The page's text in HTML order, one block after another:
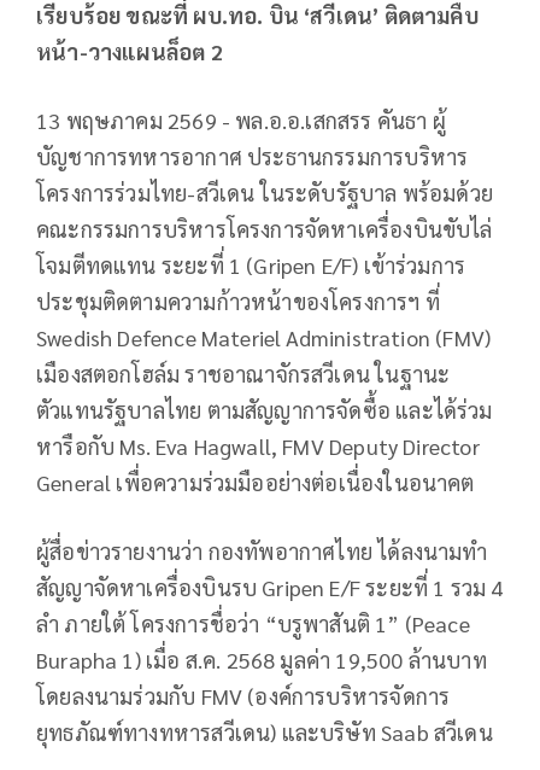
เรียบร้อย ขณะที่ ผบ.ทอ. บิน ‘สวีเดน’ ติดตามคืบ
หน้า-วางแผนล็อต 2
13 พฤษภาคม 2569 - พล.อ.อ.เสกสรร คันธา ผู้
บัญชาการทหารอากาศ ประธานกรรมการบริหาร
โครงการร่วมไทย-สวีเดน ในระดับรัฐบาล พร้อมด้วย
คณะกรรมการบริหารโครงการจัดหาเครื่องบินขับไล่
โจมตีทดแทน ระยะที่ 1 (Gripen E/F) เข้าร่วมการ
ประชุมติดตามความก้าวหน้าของโครงการฯ ที่
Swedish Defence Materiel Administration (FMV)
เมืองสตอกโฮล์ม ราชอาณาจักรสวีเดน ในฐานะ
ตัวแทนรัฐบาลไทย ตามสัญญาการจัดซื้อ และได้ร่วม
หารือกับ Ms. Eva Hagwall, FMV Deputy Director
General เพื่อความร่วมมืออย่างต่อเนื่องในอนาคต
ผู้สื่อข่าวรายงานว่า กองทัพอากาศไทย ได้ลงนามทำ
สัญญาจัดหาเครื่องบินรบ Gripen E/F ระยะที่ 1 รวม 4
ลำ ภายใต้ โครงการชื่อว่า “บรูพาสันติ 1” (Peace
Burapha 1) เมื่อ ส.ค. 2568 มูลค่า 19,500 ล้านบาท
โดยลงนามร่วมกับ FMV (องค์การบริหารจัดการ
ยุทธภัณฑ์ทางทหารสวีเดน) และบริษัท Saab สวีเดน